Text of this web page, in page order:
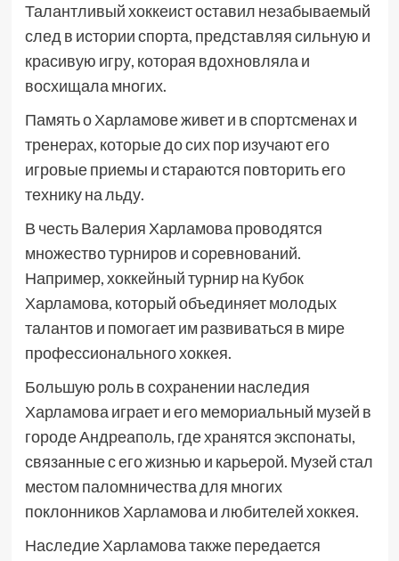
Талантливый хоккеист оставил незабываемый
след в истории спорта, представляя сильную и
красивую игру, которая вдохновляла и
восхищала многих.
Память о Харламове живет и в спортсменах и
тренерах, которые до сих пор изучают его
игровые приемы и стараются повторить его
технику на льду.
В честь Валерия Харламова проводятся
множество турниров и соревнований.
Например, хоккейный турнир на Кубок
Харламова, который объединяет молодых
талантов и помогает им развиваться в мире
профессионального хоккея.
Большую роль в сохранении наследия
Харламова играет и его мемориальный музей в
городе Андреаполь, где хранятся экспонаты,
связанные с его жизнью и карьерой. Музей стал
местом паломничества для многих
поклонников Харламова и любителей хоккея.
Наследие Харламова также передается